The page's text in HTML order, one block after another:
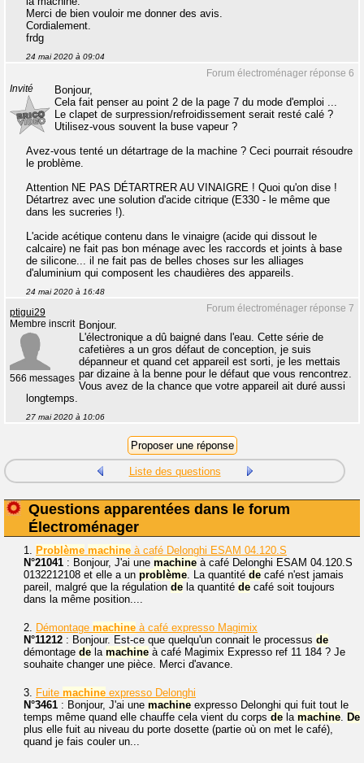
Merci de bien vouloir me donner des avis.
Cordialement.
frdg
24 mai 2020 à 09:04
Forum électroménager réponse 6
Invité
Bonjour,
Cela fait penser au point 2 de la page 7 du mode d'emploi ...
Le clapet de surpression/refroidissement serait resté calé ?
Utilisez-vous souvent la buse vapeur ?
Avez-vous tenté un détartrage de la machine ? Ceci pourrait résoudre
le problème.
Attention NE PAS DÉTARTRER AU VINAIGRE ! Quoi qu'on dise !
Détartrez avec une solution d'acide citrique (E330 - le même que
dans les sucreries !).
L'acide acétique contenu dans le vinaigre (acide qui dissout le
calcaire) ne fait pas bon ménage avec les raccords et joints à base
de silicone... il ne fait pas de belles choses sur les alliages
d'aluminium qui composent les chaudières des appareils.
24 mai 2020 à 16:48
Forum électroménager réponse 7
ptigui29
Membre inscrit
566 messages
Bonjour.
L'électronique a dû baigné dans l'eau. Cette série de
cafetières a un gros défaut de conception, je suis
dépanneur et quand cet appareil est sorti, je les mettais
par dizaine à la benne pour le défaut que vous rencontrez.
Vous avez de la chance que votre appareil ait duré aussi
longtemps.
27 mai 2020 à 10:06
Liste des questions
Questions apparentées dans le forum
Électroménager
1. Problème machine à café Delonghi ESAM 04.120.S
N°21041 : Bonjour, J'ai une machine à café Delonghi ESAM 04.120.S
0132212108 et elle a un problème. La quantité de café n'est jamais
pareil, malgré que la régulation de la quantité de café soit toujours
dans la même position....
2. Démontage machine à café expresso Magimix
N°11212 : Bonjour. Est-ce que quelqu'un connait le processus de
démontage de la machine à café Magimix Expresso ref 11 184 ? Je
souhaite changer une pièce. Merci d'avance.
3. Fuite machine expresso Delonghi
N°3461 : Bonjour, J'ai une machine expresso Delonghi qui fuit tout le
temps même quand elle chauffe cela vient du corps de la machine. De
plus elle fuit au niveau du porte dosette (partie où on met le café),
quand je fais couler un...